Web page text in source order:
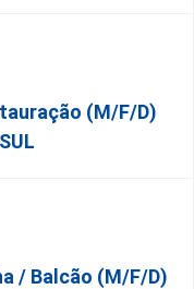
(m/f/d)
/ Balcão (m/f/d)